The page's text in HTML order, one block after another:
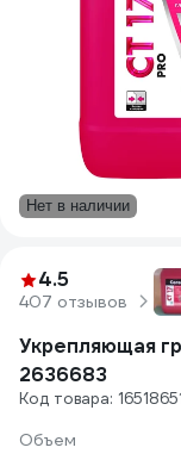
Нет в наличии
4.5
407 отзывов
Укрепляющая
2636683
Код товара:
Объем